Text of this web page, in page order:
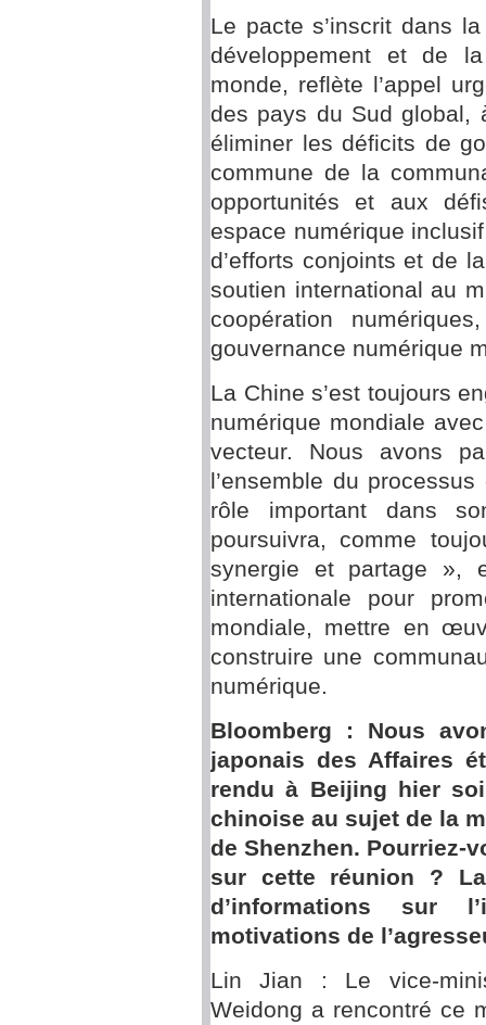
Le pacte s’inscrit dans
développement et de
monde, reflète l’appel
des pays du Sud global,
éliminer les déficits de
commune de la
opportunités et aux
espace numérique
d’efforts conjoints et de
soutien international au
coopération
gouvernance numérique
La Chine s’est toujours
numérique mondiale
vecteur. Nous avons
l’ensemble du
rôle important dans
poursuivra, comme
synergie et partage »,
internationale pour
mondiale, mettre en
construire une
numérique.
Bloomberg : Nous
japonais des Affaires
rendu à Beijing hier
chinoise au sujet de la
de Shenzhen. Pourriez-
sur cette réunion ? La
d’informations sur
motivations de
Lin Jian : Le vice-
Weidong a rencontré ce